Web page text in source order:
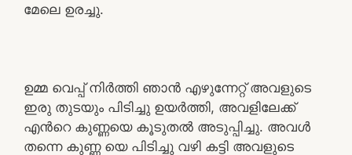
മേലെ ഉരച്ചു.
ഉമ്മ വെപ്പ് നിർത്തി ഞാൻ എഴുന്നേറ്റ് അവളുടെ
ഇരു തുടയും പിടിച്ചു ഉയർത്തി, അവളിലേക്ക്
എൻറെ കുണ്ണയെ കൂടുതൽ അടുപ്പിച്ചു. അവൾ
തന്നെ കുണ്ണ യെ പിടിച്ചു വഴി കട്ടി അവളുടെ